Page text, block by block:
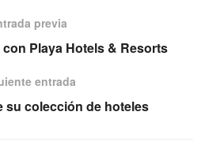
previa
Playa Hotels & Resorts
entrada
su colección de hoteles